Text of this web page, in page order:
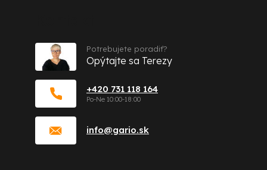
info@gario.sk
+420 731 118 164
Potrebujete poradiť?
Opýtajte sa Terezy